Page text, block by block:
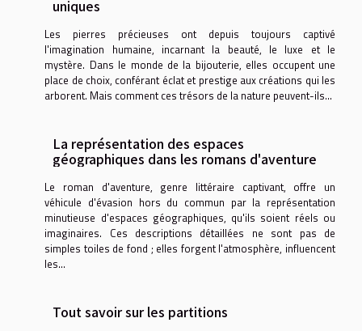
uniques
Les pierres précieuses ont depuis toujours captivé
l'imagination humaine, incarnant la beauté, le luxe et le
mystère. Dans le monde de la bijouterie, elles occupent une
place de choix, conférant éclat et prestige aux créations qui les
arborent. Mais comment ces trésors de la nature peuvent-ils...
La représentation des espaces
géographiques dans les romans d'aventure
Le roman d'aventure, genre littéraire captivant, offre un
véhicule d'évasion hors du commun par la représentation
minutieuse d'espaces géographiques, qu'ils soient réels ou
imaginaires. Ces descriptions détaillées ne sont pas de
simples toiles de fond ; elles forgent l'atmosphère, influencent
les...
Tout savoir sur les partitions